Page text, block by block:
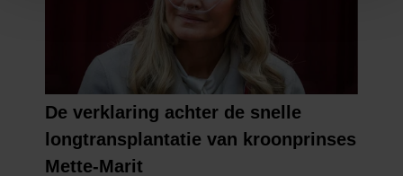
personaliseren, om functies voor social media te bieden
en om ons websiteverkeer te analyseren. Ook delen we
informatie over uw gebruik van onze site met onze
partners voor social media, adverteren en analyse. Deze
partners kunnen deze gegevens combineren met andere
informatie die u aan ze heeft verstrekt of die ze hebben
verzameld op basis van uw gebruik van hun services. U
gaat akkoord met onze cookies als u onze website blijft